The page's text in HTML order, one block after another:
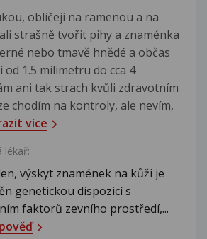
obličeji na ramenou a na
strašně tvořit pihy a znaménka
nebo tmavě hnědé a občas
1.5 milimetru do cca 4
ani tak strach kvůli zdravotním
chodím na kontroly, ale nevím,
více
lékař:
výskyt znamének na kůži je
genetickou dispozicí s
faktorů zevního prostředí,...